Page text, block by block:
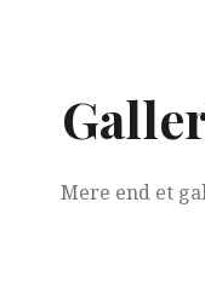
Mere end et